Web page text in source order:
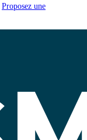
Proposez une